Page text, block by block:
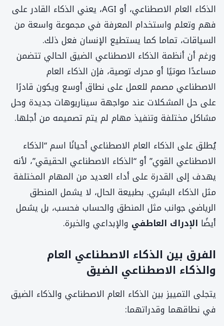
الذكاء العام الاصطناعي، أو AGI، يعني الذكاء القادر على
فهم وتعلم واستخدام المعرفة في مجموعة واسعة من
السياقات، تماما كما يستطيع الإنسان فعل ذلك.
ورغم أن أنظمة الذكاء الاصطناعي الضيق الحالي تتضمن
مساعدًا صوتيًا أو محرك توصية، فإن الذكاء العام
الاصطناعي مصمم للعمل على نطاق أوسع ويكون قادرًا
على حل المشكلات عند مواجهة سيناريوهات جديدة وحل
مشاكل مختلفة وتنفيذ مهام لم يتم تصميمه من أجلها.
يُطلق على الذكاء العام الاصطناعي أحيانًا اسم “الذكاء
الاصطناعي القوي” أو “الذكاء الاصطناعي الحقيقي”، لأنه
يهدف إلى القدرة على أداء العديد من المهام المختلفة
مثل الذكاء البشري. بطبيعة الحال، لا يشمل المنطق
الرياضي جوانب مثل المنطق والحساب فحسب، بل يشمل
أيضًا الإدراك العاطفي والإبداعي والخبرة.
الفرق بين الذكاء الاصطناعي العام
والذكاء الاصطناعي الضيق
يتجلى التمييز بين الذكاء العام الاصطناعي والذكاء الضيق
في نطاقهما وقدراتهما: